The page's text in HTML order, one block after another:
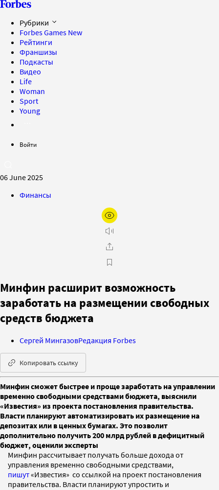
Рубрики
Forbes Games New
Рейтинги
Франшизы
Подкасты
Видео
Life
Woman
Sport
Young
Войти
06 June 2025
Финансы
Минфин расширит возможность
заработать на размещении свободных
средств бюджета
Сергей МингазовРедакция Forbes
Копировать ссылку
Минфин сможет быстрее и проще заработать на управлении
временно свободными средствами бюджета, выяснили
«Известия» из проекта постановления правительства.
Власти планируют автоматизировать их размещение на
депозитах или в ценных бумагах. Это позволит
дополнительно получить 200 млрд рублей в дефицитный
бюджет, оценили эксперты
Минфин рассчитывает получать больше дохода от
управления временно свободными средствами,
пишут«Известия» со ссылкой на проект постановления
правительства. Власти планируют упростить и